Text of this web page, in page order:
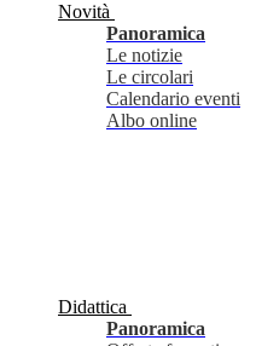
Novità
Panoramica
Le notizie
Le circolari
Calendario eventi
Albo online
Didattica
Panoramica